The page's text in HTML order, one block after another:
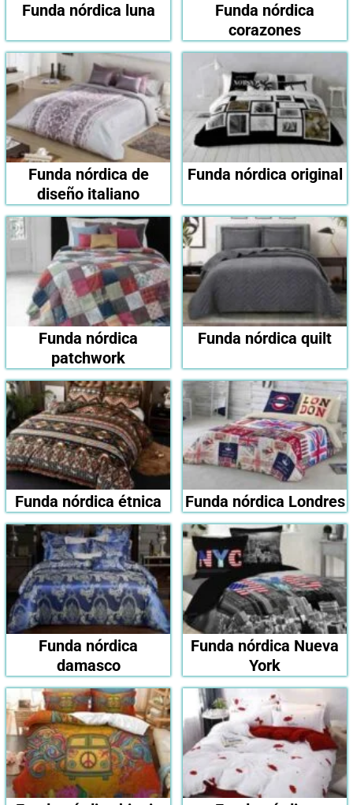
Funda nórdica luna
Funda nórdica
corazones
Funda nórdica de
diseño italiano
Funda nórdica original
Funda nórdica
patchwork
Funda nórdica quilt
Funda nórdica étnica Funda nórdica Londres
Funda nórdica
damasco
Funda nórdica Nueva
York